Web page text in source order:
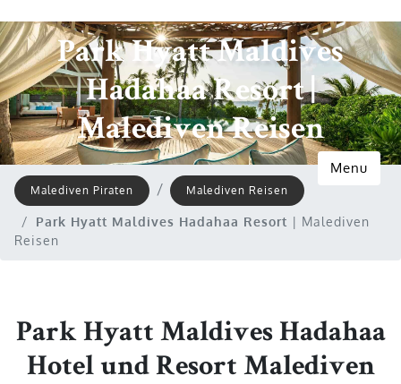
Park Hyatt Maldives
Hadahaa Resort |
Malediven Reisen
Menu
Malediven Piraten Malediven Reisen
Park Hyatt Maldives Hadahaa Resort | Malediven
Reisen
Park Hyatt Maldives Hadahaa
Hotel und Resort Malediven